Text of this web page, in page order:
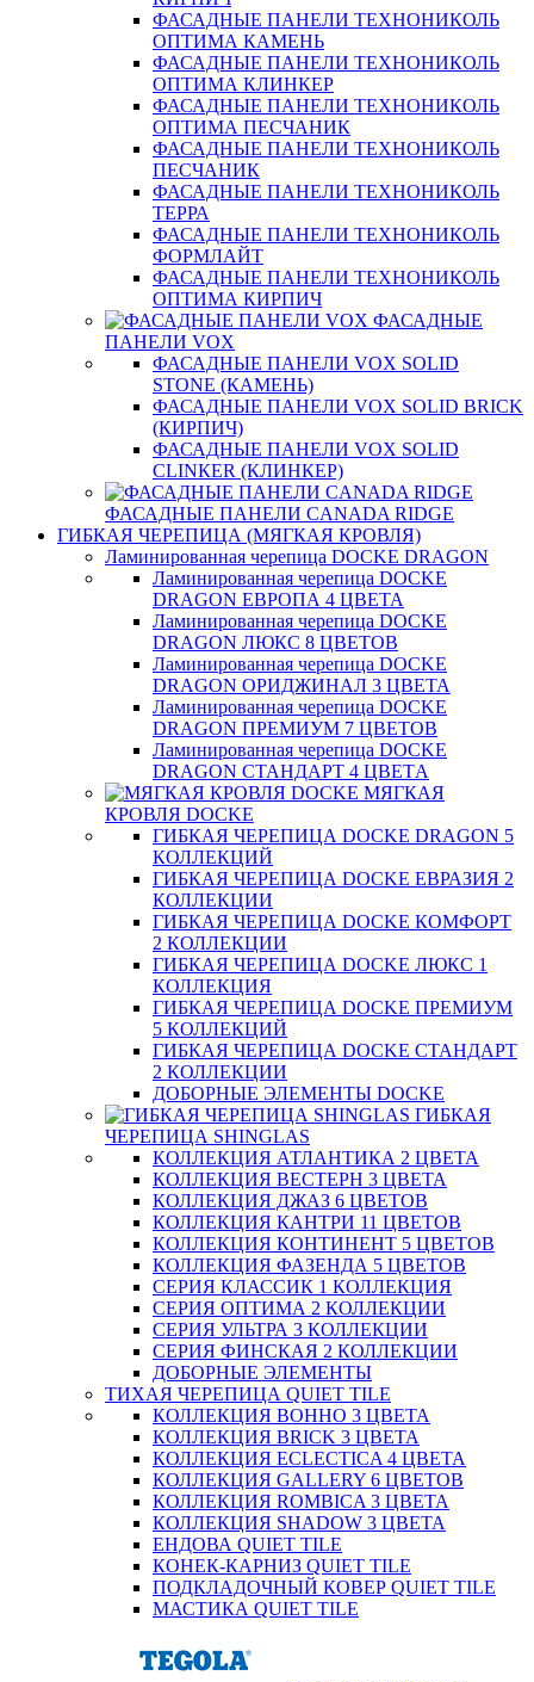
ФАСАДНЫЕ ПАНЕЛИ ТЕХНОНИКОЛЬ
ОПТИМА КАМЕНЬ
ФАСАДНЫЕ ПАНЕЛИ ТЕХНОНИКОЛЬ
ОПТИМА КЛИНКЕР
ФАСАДНЫЕ ПАНЕЛИ ТЕХНОНИКОЛЬ
ОПТИМА ПЕСЧАНИК
ФАСАДНЫЕ ПАНЕЛИ ТЕХНОНИКОЛЬ
ПЕСЧАНИК
ФАСАДНЫЕ ПАНЕЛИ ТЕХНОНИКОЛЬ
ТЕРРА
ФАСАДНЫЕ ПАНЕЛИ ТЕХНОНИКОЛЬ
ФОРМЛАЙТ
ФАСАДНЫЕ ПАНЕЛИ ТЕХНОНИКОЛЬ
ОПТИМА КИРПИЧ
ФАСАДНЫЕ
ПАНЕЛИ VOX
ФАСАДНЫЕ ПАНЕЛИ VOX SOLID
STONE (КАМЕНЬ)
ФАСАДНЫЕ ПАНЕЛИ VOX SOLID BRICK
(КИРПИЧ)
ФАСАДНЫЕ ПАНЕЛИ VOX SOLID
CLINКER (КЛИНКЕР)
ФАСАДНЫЕ ПАНЕЛИ CANADA RIDGE
ГИБКАЯ ЧЕРЕПИЦА (МЯГКАЯ КРОВЛЯ)
Ламинированная черепица DOCKE DRAGON
Ламинированная черепица DOCKE
DRAGON ЕВРОПА 4 ЦВЕТА
Ламинированная черепица DOCKE
DRAGON ЛЮКС 8 ЦВЕТОВ
Ламинированная черепица DOCKE
DRAGON ОРИДЖИНАЛ 3 ЦВЕТА
Ламинированная черепица DOCKE
DRAGON ПРЕМИУМ 7 ЦВЕТОВ
Ламинированная черепица DOCKE
DRAGON СТАНДАРТ 4 ЦВЕТA
МЯГКАЯ
КРОВЛЯ DOCKE
ГИБКАЯ ЧЕРЕПИЦА DOCKE DRAGON 5
КОЛЛЕКЦИЙ
ГИБКАЯ ЧЕРЕПИЦА DOCKE ЕВРАЗИЯ 2
КОЛЛЕКЦИИ
ГИБКАЯ ЧЕРЕПИЦА DOCKE КОМФОРТ
2 КОЛЛЕКЦИИ
ГИБКАЯ ЧЕРЕПИЦА DOCKE ЛЮКС 1
КОЛЛЕКЦИЯ
ГИБКАЯ ЧЕРЕПИЦА DOCKE ПРЕМИУМ
5 КОЛЛЕКЦИЙ
ГИБКАЯ ЧЕРЕПИЦА DOCKE СТАНДАРТ
2 КОЛЛЕКЦИИ
ДОБОРНЫЕ ЭЛЕМЕНТЫ DOCKE
ГИБКАЯ
ЧЕРЕПИЦА SHINGLAS
КОЛЛЕКЦИЯ АТЛАНТИКА 2 ЦВЕТА
КОЛЛЕКЦИЯ ВЕСТЕРН 3 ЦВЕТА
КОЛЛЕКЦИЯ ДЖАЗ 6 ЦВЕТОВ
КОЛЛЕКЦИЯ КАНТРИ 11 ЦВЕТОВ
КОЛЛЕКЦИЯ КОНТИНЕНТ 5 ЦВЕТОВ
КОЛЛЕКЦИЯ ФАЗЕНДА 5 ЦВЕТОВ
СЕРИЯ КЛАССИК 1 КОЛЛЕКЦИЯ
СЕРИЯ ОПТИМА 2 КОЛЛЕКЦИИ
СЕРИЯ УЛЬТРА 3 КОЛЛЕКЦИИ
СЕРИЯ ФИНСКАЯ 2 КОЛЛЕКЦИИ
ДОБОРНЫЕ ЭЛЕМЕНТЫ
ТИХАЯ ЧЕРЕПИЦА QUIET TILE
КОЛЛЕКЦИЯ BOHHO 3 ЦВЕТА
КОЛЛЕКЦИЯ BRICK 3 ЦВЕТА
КОЛЛЕКЦИЯ ECLECTICA 4 ЦВЕТА
КОЛЛЕКЦИЯ GALLERY 6 ЦВЕТОВ
КОЛЛЕКЦИЯ ROMBICA 3 ЦВЕТА
КОЛЛЕКЦИЯ SHADOW 3 ЦВЕТА
ЕНДОВА QUIET TILE
КОНЕК-КАРНИЗ QUIET TILE
ПОДКЛАДОЧНЫЙ КОВЕР QUIET TILE
МАСТИКА QUIET TILE